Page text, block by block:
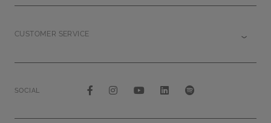
CUSTOMER SERVICE
SOCIAL